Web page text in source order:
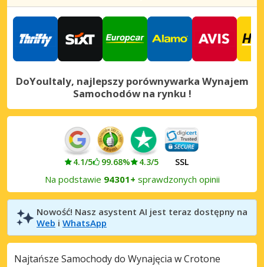
DoYouItaly, najlepszy porównywarka Wynajem
Samochodów na rynku !
4.1/5 99.68% 4.3/5 SSL
Na podstawie 94301+ sprawdzonych opinii
Nowość! Nasz asystent AI jest teraz dostępny na
Web i WhatsApp
Najtańsze Samochody do Wynajęcia w Crotone